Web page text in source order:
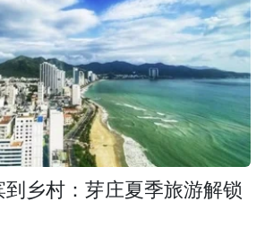
到乡村：芽庄夏季旅游解锁